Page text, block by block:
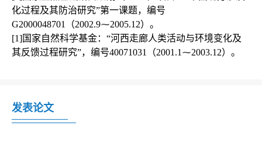
化过程及其防治研究”第一课题，编号
G2000048701（2002.9⁓2005.12）。
[1]国家自然科学基金：“河西走廊人类活动与环境变化及
发表论文